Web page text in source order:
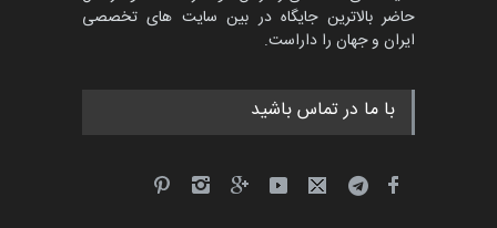
حاضر بالاترین جایگاه در بین سایت های تخصصی
ایران و جهان را داراست.
با ما در تماس باشید